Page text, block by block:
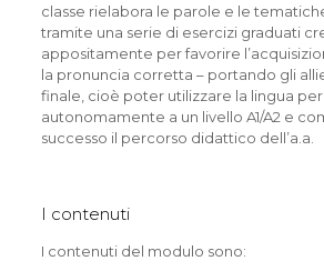
classe rielabora le parole e le
tramite una serie di esercizi graduati
appositamente per favorire
la pronuncia corretta – portando gli
finale, cioè poter utilizzare la lingua
autonomamente a un livello A1/A2 e
successo il percorso didattico dell’a.a.
I contenuti
I contenuti del modulo sono: